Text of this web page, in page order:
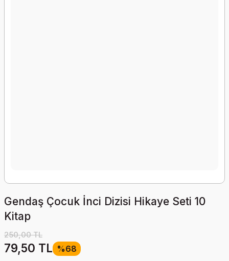
Gendaş Çocuk İnci Dizisi Hikaye Seti 10
Kitap
250,00 TL
79,50 TL %68